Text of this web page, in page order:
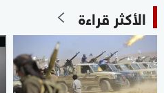
الأكثر قراءة